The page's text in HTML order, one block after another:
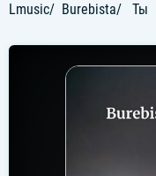
Lmusic Burebista Ты